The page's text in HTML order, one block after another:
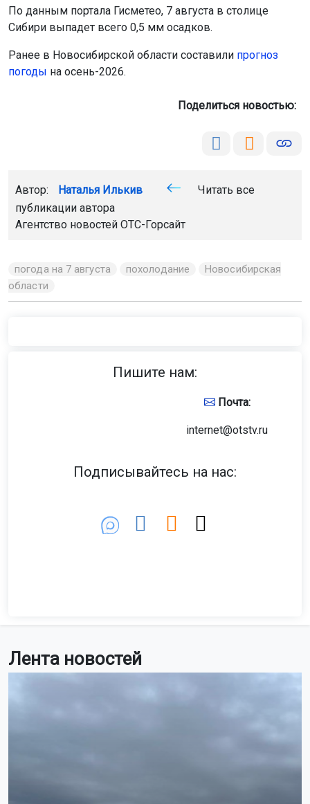
Лента новостей
По данным портала Гисметео, 7 августа в столице
Сибири выпадет всего 0,5 мм осадков.
Ранее в Новосибирской области составили прогноз
погоды на осень-2026.
Поделиться новостью:
Автор: Наталья Илькив
Читать все
публикации автора
Агентство новостей ОТС-Горсайт
погода на 7 августа похолодание
Новосибирская
области
Пишите нам:
Почта:
internet@otstv.ru
Подписывайтесь на нас: